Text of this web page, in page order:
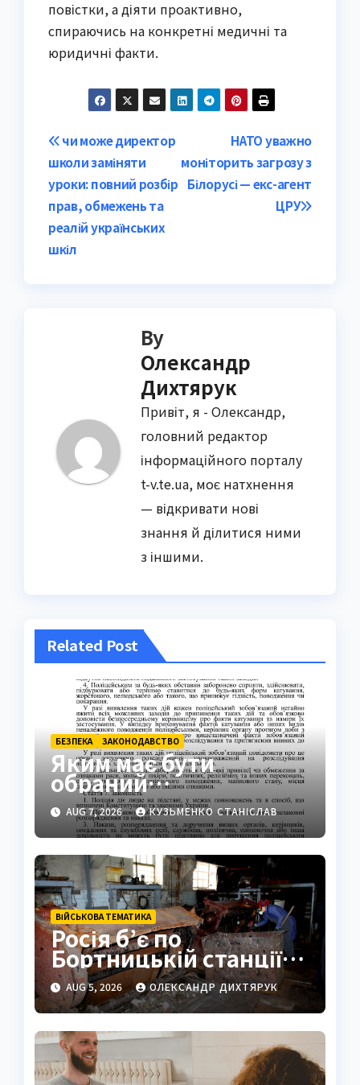
повістки, а діяти проактивно,
спираючись на конкретні медичні та
юридичні факти.
Post
navigation
НАТО уважно
моніторить загрозу з
Білорусі — екс-агент
ЦРУ
чи може директор
школи заміняти
уроки: повний розбір
прав, обмежень та
реалій українських
шкіл
By
Олександр
Дихтярук
Привіт, я - Олександр,
головний редактор
інформаційного порталу
t-v.te.ua, моє натхнення
— відкривати нові
знання й ділитися ними
з іншими.
Related Post
БЕЗПЕКА ЗАКОНОДАВСТВО
Яким має бути
обраний
поліцейський захід:
ключові вимоги
закону
AUG 7, 2026 КУЗЬМЕНКО СТАНІСЛАВ
ВІЙСЬКОВА ТЕМАТИКА
Росія б’є по
Бортницькій станції:
експерт попередив
про катастрофу
AUG 5, 2026 ОЛЕКСАНДР ДИХТЯРУК